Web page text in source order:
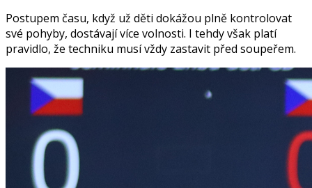
Postupem času, když už děti dokážou plně kontrolovat
své pohyby, dostávají více volnosti. I tehdy však platí
pravidlo, že techniku musí vždy zastavit před soupeřem.